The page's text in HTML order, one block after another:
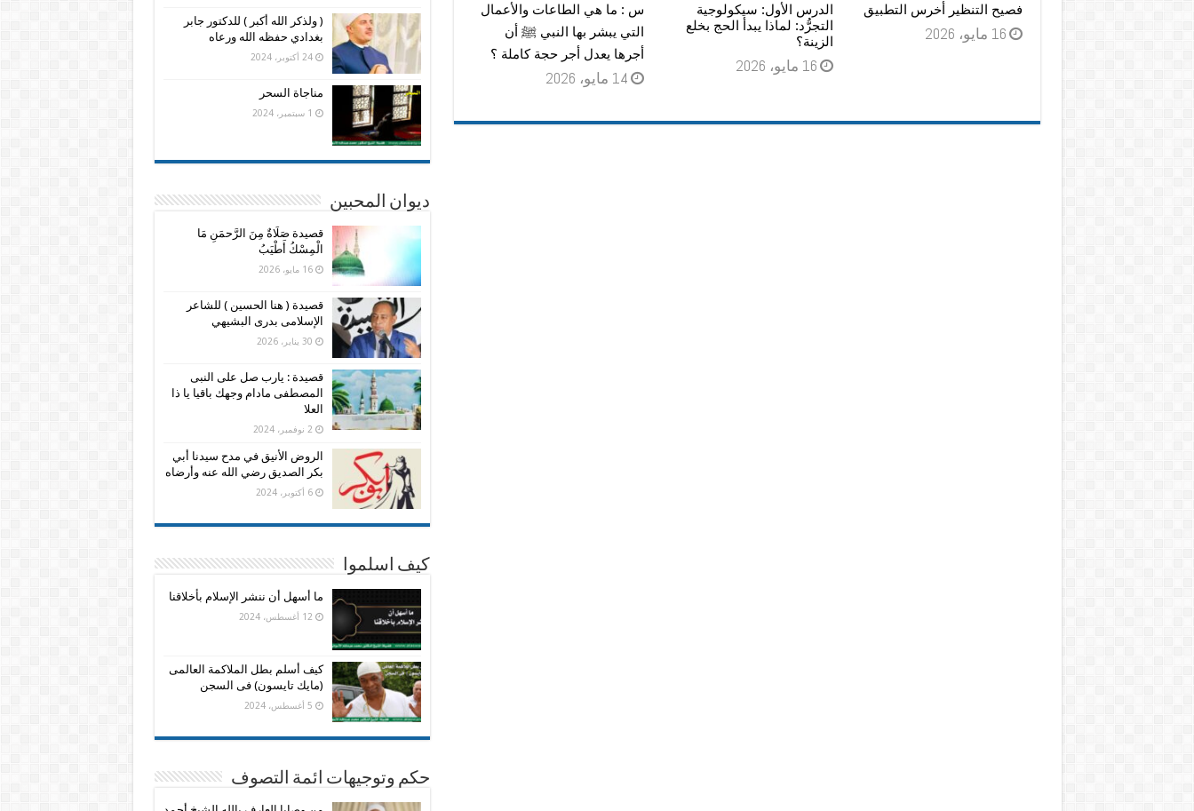
فصيح التنظير أخرس التطبيق
16 مايو، 2026
الدرس الأول: سيكولوجية
التجرُّد: لماذا يبدأ الحج بخلع
الزينة؟
16 مايو، 2026
س : ما هي الطاعات والأعمال
التي يبشر بها النبي ﷺ أن
أجرها يعدل أجر حجة كاملة ؟
14 مايو، 2026
( ولذكر الله أكبر ) للدكتور جابر
بغدادي حفظه الله ورعاه
24 أكتوبر، 2024
مناجاة السحر
1 سبتمبر، 2024
ديوان المحبين
قصيدة صَلَاةٌ مِنَ الرَّحمَنِ مَا
الْمِسْكُ أَطْيَبُ
16 مايو، 2026
قصيدة ( هنا الحسين ) للشاعر
الإسلامى بدرى البشيهي
30 يناير، 2026
قصيدة : يارب صل على النبى
المصطفى مادام وجهك باقيا يا ذا
العلا
2 نوفمبر، 2024
الروض الأنيق في مدح سيدنا أبي
بكر الصديق رضي الله عنه وأرضاه
6 أكتوبر، 2024
كيف اسلموا
ما أسهل أن ننشر الإسلام بأخلاقنا
12 أغسطس، 2024
كيف أسلم بطل الملاكمة العالمى
(مايك تايسون) فى السجن
5 أغسطس، 2024
حكم وتوجيهات ائمة التصوف